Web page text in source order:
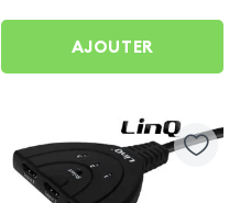
AJOUTER